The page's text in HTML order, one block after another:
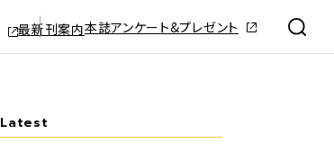
最新刊案内本誌アンケート&プレゼント
Latest